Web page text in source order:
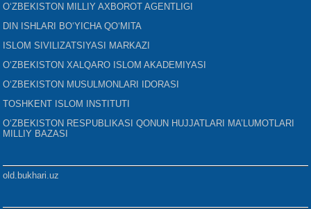
O‘ZBEKISTON MILLIY AXBOROT AGENTLIGI
DIN ISHLARI BO‘YICHA QO‘MITA
ISLOM SIVILIZATSIYASI MARKAZI
O‘ZBEKISTON XALQARO ISLOM AKADEMIYASI
O‘ZBEKISTON MUSULMONLARI IDORASI
TOSHKENT ISLOM INSTITUTI
O‘ZBEKISTON RESPUBLIKASI QONUN HUJJATLARI MA’LUMOTLARI
MILLIY BAZASI
old.bukhari.uz